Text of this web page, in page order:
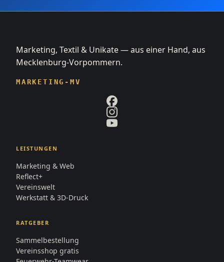
Marketing, Textil & Unikate — aus einer Hand, aus
Mecklenburg-Vorpommern.
MARKETING-MV
LEISTUNGEN
Marketing & Web
Reflect+
Vereinswelt
Werkstatt & 3D-Druck
RATGEBER
Sammelbestellung
Vereinsshop gratis